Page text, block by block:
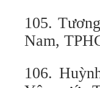
105.
Nam,
106.